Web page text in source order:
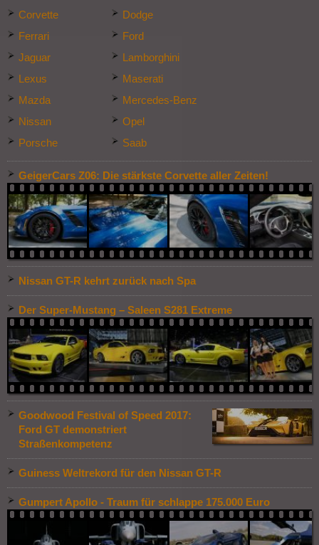
Corvette
Dodge
Ferrari
Ford
Jaguar
Lamborghini
Lexus
Maserati
Mazda
Mercedes-Benz
Nissan
Opel
Porsche
Saab
GeigerCars Z06: Die stärkste Corvette aller Zeiten!
Nissan GT-R kehrt zurück nach Spa
Der Super-Mustang – Saleen S281 Extreme
Goodwood Festival of Speed 2017:
Ford GT demonstriert
Straßenkompetenz
Guiness Weltrekord für den Nissan GT-R
Gumpert Apollo - Traum für schlappe 175.000 Euro